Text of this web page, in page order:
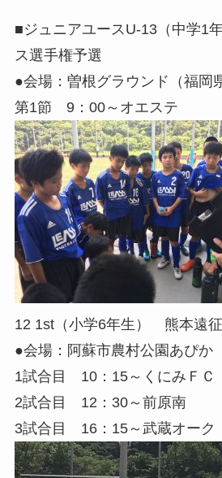
■ジュニアユースU-13（中学1
ス選手権予選
●会場：曽根グラウンド（福岡
第1節 9：00～オエステ
12 1st（小学6年生） 熊本遠
●会場：阿蘇市農村公園あぴか
1試合目 10：15～くにみＦＣ
2試合目 12：30～前原南
3試合目 16：15～武蔵オーク